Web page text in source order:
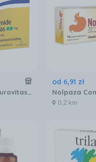
Loperamide Aurovitas 2 mg 20 kaps
od 6,91 zł
0,2 km